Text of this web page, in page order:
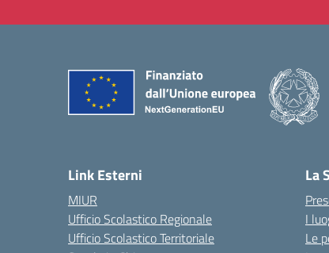
Link Esterni
MIUR
Ufficio Scolastico Regionale
Ufficio Scolastico Territoriale
La
I
Le